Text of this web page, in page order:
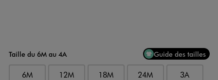
Taille du 6M au 4A Guide des tailles
6M 12M 18M 24M 3A